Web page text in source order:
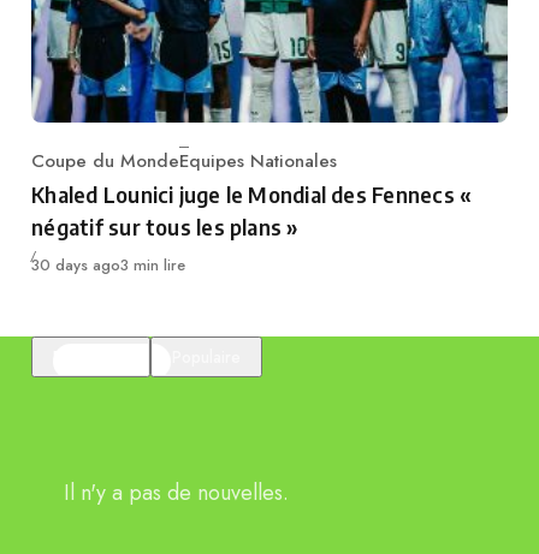
Category
Coupe du MondeEquipes Nationales
Khaled Lounici juge le Mondial des Fennecs «
négatif sur tous les plans »
Publié
30 days ago3 min lire
Il n'y a pas de nouvelles.